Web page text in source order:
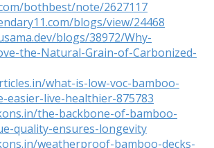
bothbest/note/2627117
blogs/view/24468
blogs/38972/Why-
the-Natural-Grain-of-Carbonized-
what-is-low-voc-bamboo-
live-healthier-875783
the-backbone-of-bamboo-
quality-ensures-longevity
weatherproof-bamboo-decks-